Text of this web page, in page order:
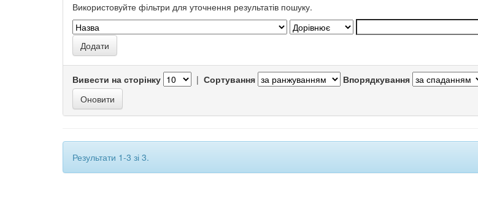
Використовуйте фільтри для уточнення результатів пошуку.
Вивести на сторінку | Сортування Впорядкування
Результати 1-3 зі 3.